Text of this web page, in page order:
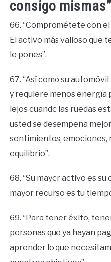
consigo
66. “Comprométete con
El activo más valioso que
le pones”.
67. “Así como su
y requiere menos energía
lejos cuando las ruedas
usted se desempeña
sentimientos, emociones,
equilibrio”.
68. “Su mayor activo es su
mayor recurso es tu
69. “Para tener éxito,
personas que ya hayan
aprender lo que